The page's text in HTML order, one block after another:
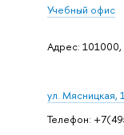
Учебный офис
Адрес: 101000,
ул. Мясницкая,
Телефон: